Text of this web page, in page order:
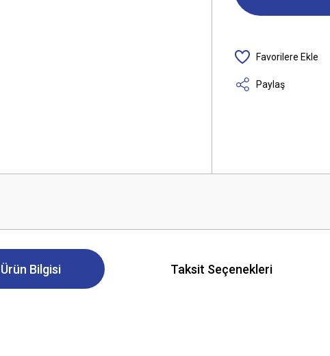
Paylaş
Ürün Bilgisi Taksit Seçenekleri